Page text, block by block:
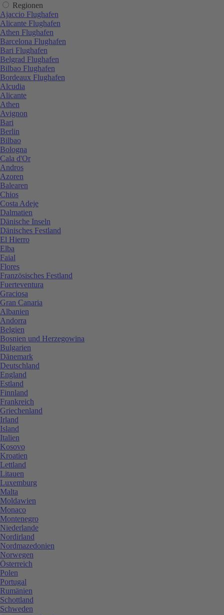
Regionen
Ajaccio Flughafen
Alicante Flughafen
Athen Flughafen
Barcelona Flughafen
Bari Flughafen
Belgrad Flughafen
Bilbao Flughafen
Bordeaux Flughafen
Alcudia
Alicante
Athen
Avignon
Bari
Berlin
Bilbao
Bologna
Cala d'Or
Andros
Azoren
Balearen
Chios
Costa Adeje
Dalmatien
Dänische Inseln
Dänisches Festland
El Hierro
Elba
Faial
Flores
Französisches Festland
Fuerteventura
Graciosa
Gran Canaria
Albanien
Andorra
Belgien
Bosnien und Herzegowina
Bulgarien
Dänemark
Deutschland
England
Estland
Finnland
Frankreich
Griechenland
Irland
Island
Italien
Kosovo
Kroatien
Lettland
Litauen
Luxemburg
Malta
Moldawien
Monaco
Montenegro
Niederlande
Nordirland
Nordmazedonien
Norwegen
Österreich
Polen
Portugal
Rumänien
Schottland
Schweden